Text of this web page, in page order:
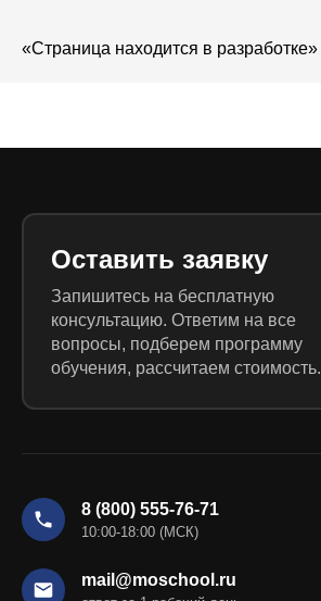
«Страница находится в разработке»
Оставить заявку
Запишитесь на бесплатную
консультацию. Ответим на все
вопросы, подберем программу
обучения, рассчитаем стоимость.
8 (800) 555-76-71
10:00-18:00 (МСК)
mail@moschool.ru